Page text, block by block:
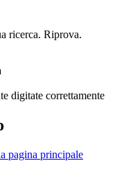
ricerca. Riprova.
digitate correttamente
pagina principale